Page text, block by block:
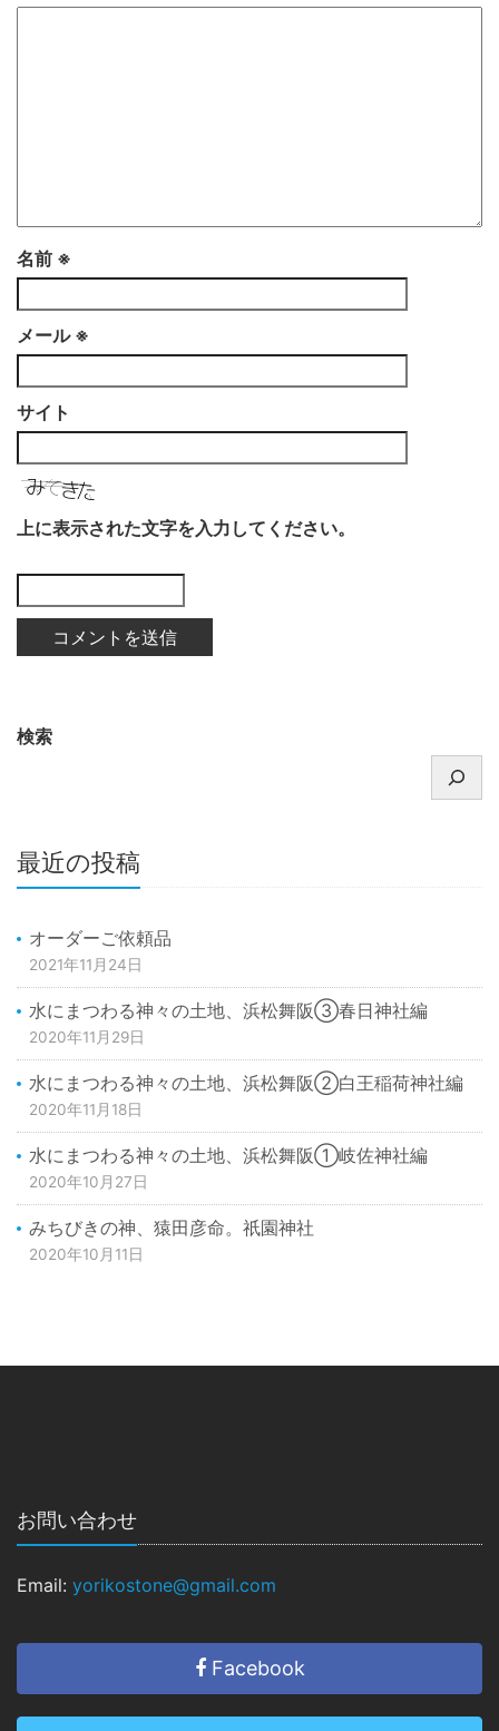
名前 ※
メール ※
サイト
上に表示された文字を入力してください。
検索
最近の投稿
オーダーご依頼品
2021年11月24日
水にまつわる神々の土地、浜松舞阪③春日神社編
2020年11月29日
水にまつわる神々の土地、浜松舞阪②白王稲荷神社編
2020年11月18日
水にまつわる神々の土地、浜松舞阪①岐佐神社編
2020年10月27日
みちびきの神、猿田彦命。祇園神社
2020年10月11日
お問い合わせ
Email: yorikostone@gmail.com
Facebook